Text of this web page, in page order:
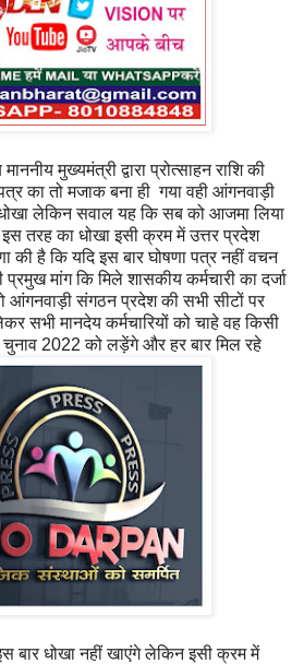
मुख्यमंत्री द्वारा प्रोत्साहन राशि की
का तो मजाक बना ही गया वही आंगनवाड़ी
लेकिन सवाल यह कि सब को आजमा लिया
तरह का धोखा इसी क्रम में उत्तर प्रदेश
की है कि यदि इस बार घोषणा पत्र नहीं वचन
मांग कि मिले शासकीय कर्मचारी का दर्जा
आंगनवाड़ी संगठन प्रदेश की सभी सीटों पर
सभी मानदेय कर्मचारियों को चाहे वह किसी
चुनाव 2022 को लड़ेंगे और हर बार मिल रहे
बार धोखा नहीं खाएंगे लेकिन इसी क्रम में